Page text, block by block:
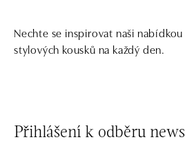
Nechte se inspirovat naši
stylových kousků na každý den.
Přihlášení k odběru